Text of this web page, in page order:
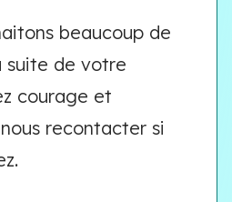
beaucoup de
suite de votre
courage et
recontacter si